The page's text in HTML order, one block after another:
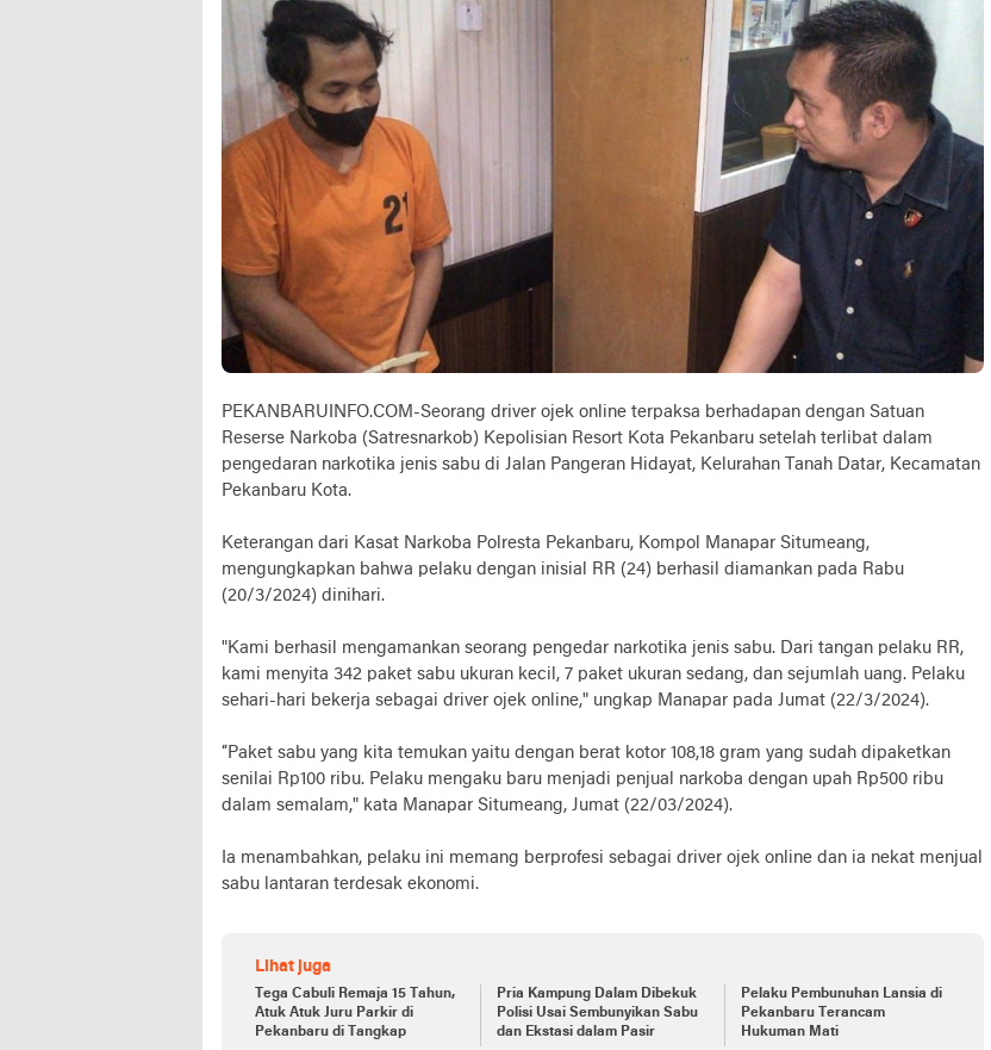
PEKANBARUINFO.COM-Seorang driver ojek online terpaksa berhadapan dengan Satuan
Reserse Narkoba (Satresnarkob) Kepolisian Resort Kota Pekanbaru setelah terlibat dalam
pengedaran narkotika jenis sabu di Jalan Pangeran Hidayat, Kelurahan Tanah Datar, Kecamatan
Pekanbaru Kota.
Keterangan dari Kasat Narkoba Polresta Pekanbaru, Kompol Manapar Situmeang,
mengungkapkan bahwa pelaku dengan inisial RR (24) berhasil diamankan pada Rabu
(20/3/2024) dinihari.
"Kami berhasil mengamankan seorang pengedar narkotika jenis sabu. Dari tangan pelaku RR,
kami menyita 342 paket sabu ukuran kecil, 7 paket ukuran sedang, dan sejumlah uang. Pelaku
sehari-hari bekerja sebagai driver ojek online," ungkap Manapar pada Jumat (22/3/2024).
“Paket sabu yang kita temukan yaitu dengan berat kotor 108,18 gram yang sudah dipaketkan
senilai Rp100 ribu. Pelaku mengaku baru menjadi penjual narkoba dengan upah Rp500 ribu
dalam semalam," kata Manapar Situmeang, Jumat (22/03/2024).
Ia menambahkan, pelaku ini memang berprofesi sebagai driver ojek online dan ia nekat menjual
sabu lantaran terdesak ekonomi.
Lihat juga
Tega Cabuli Remaja 15 Tahun,
Atuk Atuk Juru Parkir di
Pekanbaru di Tangkap
Pria Kampung Dalam Dibekuk
Polisi Usai Sembunyikan Sabu
dan Ekstasi dalam Pasir
Pelaku Pembunuhan Lansia di
Pekanbaru Terancam
Hukuman Mati